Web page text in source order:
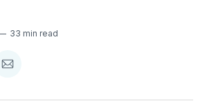
33 min read
Zdieľať
E-